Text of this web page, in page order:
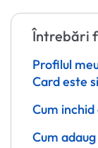
Întrebări
Profilul
Card este
Cum
Cum